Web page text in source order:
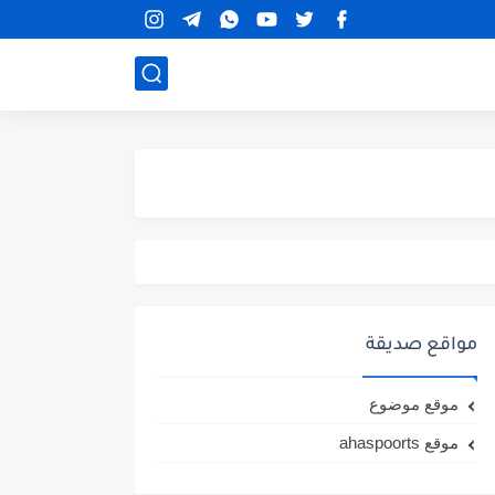
مواقع صديقة
موقع موضوع
موقع ahaspoorts